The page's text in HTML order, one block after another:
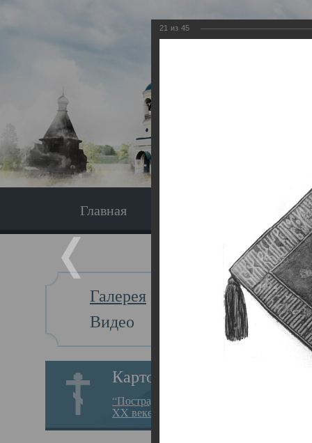
Главная
Галерея
Видео
Картотека
“Пострадавшие за веру в
XX веке на Севере”
Главная
21 из 45